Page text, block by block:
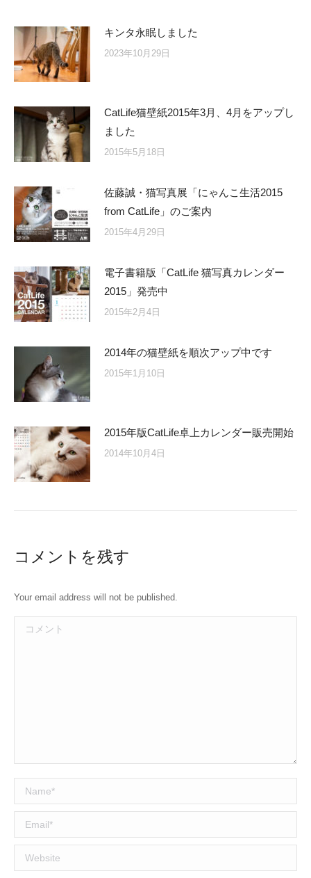
キンタ永眠しました
2023年10月29日
CatLife猫壁紙2015年3月、4月をアップし
ました
2015年5月18日
佐藤誠・猫写真展「にゃんこ生活2015
from CatLife」のご案内
2015年4月29日
電子書籍版「CatLife 猫写真カレンダー
2015」発売中
2015年2月4日
2014年の猫壁紙を順次アップ中です
2015年1月10日
2015年版CatLife卓上カレンダー販売開始
2014年10月4日
コメントを残す
Your email address will not be published.
コメント
Name *
Email *
Website